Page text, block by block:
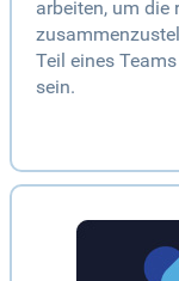
arbeiten, um die
Teil eines
sein.